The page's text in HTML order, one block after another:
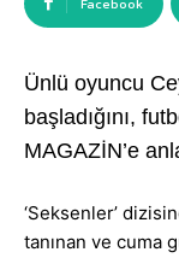
Ünlü oyuncu
başladığını,
MAGAZİN’e
‘Seksenler’
tanınan ve cuma